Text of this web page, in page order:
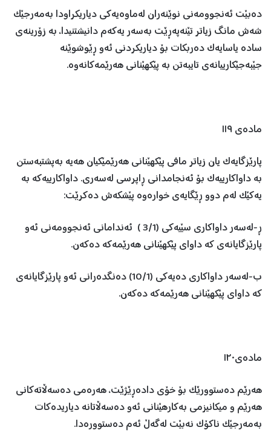
دەبێت ئەنجوومەنی نوێنەران لەماوەیەکی دیاریکراودا بەمەرجێک
شەش مانگ زیاتر تێنەپەڕێت بەسەر یەکەم دانیشتنیدا، بە زۆرینەی
سادە یاسایەک دەربکات بۆ دیاریکردنی ئەو ڕێوشوێنە
جێبەجێکارییانەی تایبەتن بە پێکهێنانی هەرێمەکانەوە.
مادەی ١١٩
پارێزگایەک یان زیاتر مافی پێکهێنانی هەرێمێکیان هەیە بەپشتبەستن
بە داواکارییەک بۆ ئەنجامدانی ڕاپرسی لەسەری. داواکارییەکە بە
یەکێک لەم دوو ڕێگایەی خوارەوە پێشکەش دەکرێت:
ڕ-لەسەر داواکاری سێیەکی (3/1 ) ئەندامانی ئەنجوومەنی ئەو
پارێزگایانەی کە داوای پێکهێنانی هەرێمەکە دەکەن.
ب-لەسەر داواکاری دەیەکی (10/1) دەنگدەرانی ئەو پارێزگایانەی
کە داوای پێکهێنانی هەرێمەکە دەکەن.
مادەی١٢٠
هەرێم دەستوورێک بۆ خۆی دادەڕێژێت، هەرەمی دەسەڵاتەکانی
هەرێم و میکانیزمی بەکارهێنانی ئەو دەسەڵاتانە دیاریدەکات
بەمەرجێک ناکۆک نەبێت لەگەڵ ئەم دەستوورەدا.